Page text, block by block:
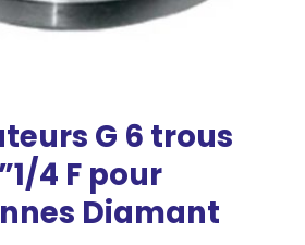
G 6 trous
4 F pour
Diamant